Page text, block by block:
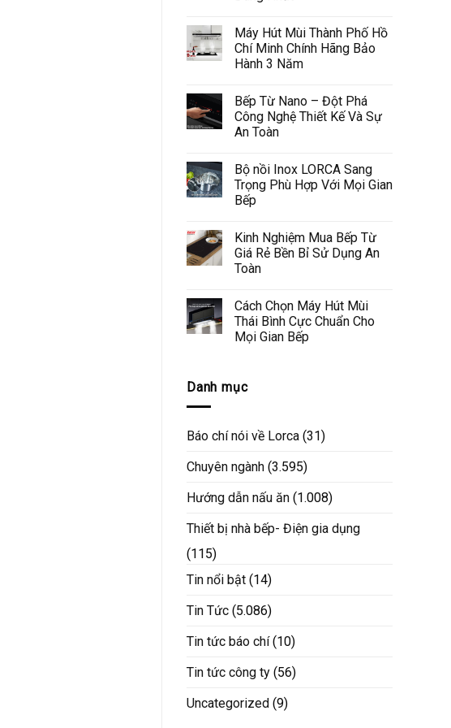
Máy Hút Mùi Thành Phố Hồ
Chí Minh Chính Hãng Bảo
Hành 3 Năm
Bếp Từ Nano – Đột Phá
Công Nghệ Thiết Kế Và Sự
An Toàn
Bộ nồi Inox LORCA Sang
Trọng Phù Hợp Với Mọi Gian
Bếp
Kinh Nghiệm Mua Bếp Từ
Giá Rẻ Bền Bỉ Sử Dụng An
Toàn
Cách Chọn Máy Hút Mùi
Thái Bình Cực Chuẩn Cho
Mọi Gian Bếp
Danh mục
Báo chí nói về Lorca (31)
Chuyên ngành (3.595)
Hướng dẫn nấu ăn (1.008)
Thiết bị nhà bếp- Điện gia dụng
(115)
Tin nổi bật (14)
Tin Tức (5.086)
Tin tức báo chí(10)
Tin tức công ty (56)
Uncategorized (9)